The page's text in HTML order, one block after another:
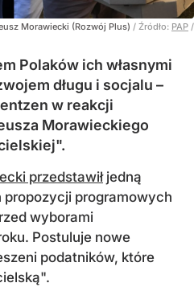
Morawiecki (Rozwój Plus) / Źródło: PAP /
Polaków ich własnymi
długu i socjalu –
w reakcji
Morawieckiego
przedstawiłjedną
programowych
wyborami
Postuluje nowe
podatników, które